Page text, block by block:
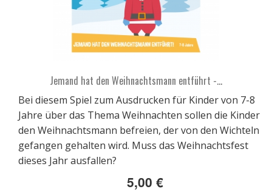
Jemand hat den Weihnachtsmann entführt -...
Bei diesem Spiel zum Ausdrucken für Kinder von 7-8
Jahre über das Thema Weihnachten sollen die Kinder
den Weihnachtsmann befreien, der von den Wichteln
gefangen gehalten wird. Muss das Weihnachtsfest
dieses Jahr ausfallen?
5,00 €